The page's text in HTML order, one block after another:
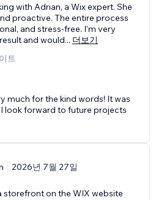
with Adrian, a Wix expert. She
proactive. The entire process
and stress-free. I’m very
and would... 더보기
트
much for the kind words! It was
look forward to future projects
2026년 7월 27일
storefront on the WIX website